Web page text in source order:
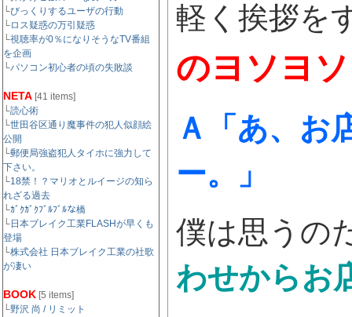
└びっくりするユーザの行動
└ロス疑惑の万引疑惑
└視聴率が0％になりそうなTV番組
を企画
└パソコン初心者の頃の失敗談
NETA [41 items]
└読心術
└世田谷区通り魔事件の犯人似顔絵
公開
└郵便局強盗犯人タイホに強力して
下さい。
└18禁！？マリオとルイージの知ら
れざる過去
└ｶﾞｸｶﾞｸﾌﾞﾙﾌﾞﾙな橋
└日本ブレイク工業FLASHが早くも
登場
└株式会社 日本ブレイク工業の社歌
が凄い
BOOK [5 items]
└野沢 尚 / リミット
軽く挨拶を
のヨソヨ
Ａ「あ、お
ー。」
僕は思うの
わせからお